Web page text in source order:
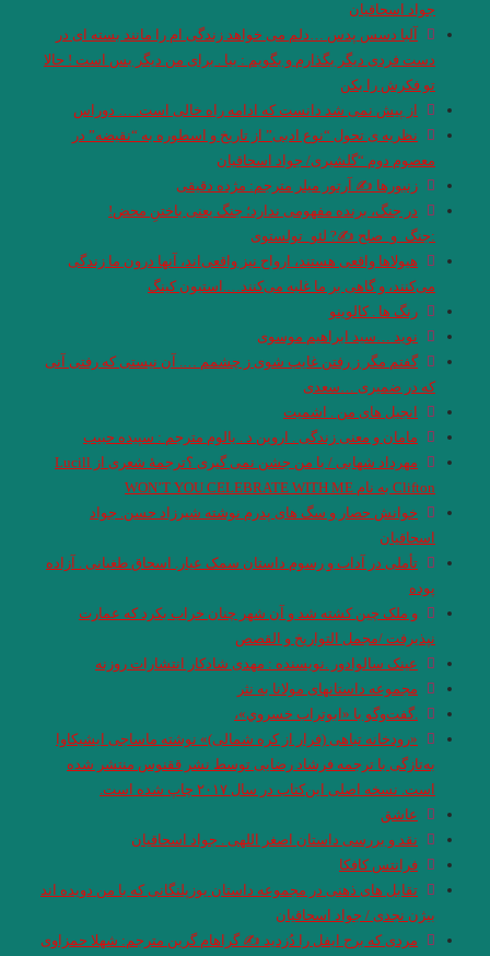
جواد اسحاقیان
آلبا دسس پدس …دلم می خواهد زندگی ام را مانند بسته ای در
دست فردی دیگر بگذارم و بگویم : بیا . برای من دیگر بس است ! حالا
تو فکرش را بکن
از پیش نمی شد دانست که ادامه راه خالی است. … دوراس
نظریه ی تحول “نوع ادبی” از تاریخ و اسطوره به “نقیضه” در
معصوم دوم “گلشیری/ جواد اسحاقیان
زنبورها ✍ آرتور میلر مترجم: مژده دقیقی
در جنگ‌، برنده مفهومی ندارد؛ جنگ يعنی باختنِ محض!
:جنگ_و_صلح ✍? لئو_تولستوی
هیولاها واقعی هستند، ارواح نیز واقعی‌اند، آنها درون ما زندگی
می‌کنند، و گاهی بر ما غلبه می‌کنند….استیون کینگ
رنگ ها . کالوینو
نوید …سید ابراهیم موسوی
گفتم مگر ز رفتن غایب شوی ز چشمم …. آن نیستی که رفتی آنی
که در ضمیری …سعدی
انجیل های من . اشمیت
مامان و معنی زندگی . اروین د . یالوم مترجم : سپیده حبیب
مهرداد شهابی / با من جشن نمی گیری ؟ترجمۀ شعری از Lucill
Clifton به نام WON’T YOU CELEBRATE WITH ME
خوانش حصار و سگ های پدرم نوشته شیرزاد حسن. جواد
اسحاقیان
تأملی در آداب و رسوم داستان سمک عیار. اسحاق طغیانی . آزاده
پوده
و ملک چین کشته شد و آن شهر چنان خراب بکرد که عمارت
نپذیرفت /مجمل التواریخ و القصص
عینک سالوادور .نویسنده : مهدی شادکار انتشارات روزنه
مجموعه داستانهای مولانا به نثر
.گفت‌وگو با «ابوتراب خسروي»،
«رودخانه تباهی (فرار از کره شمالی)» نوشته ماساجی ایشیکاوا
به‌تازگی با ترجمه فرشاد رضایی توسط نشر ققنوس منتشر شده
است. نسخه اصلی این‌کتاب در سال ۲۰۱۷ چاپ شده است.
عاشق
نقد و بررسی داستان اصغر اللهی . جواد اسحاقیان
فرانتس کافکا
تقابل های ذهنی در مجموعه داستان یوزپلنگانی که با من دویده اند
بیژن نجدی / جواد اسحاقیان
مردی کە برج ایفل را دُزدید ✍ گراهام گرین مترجم: شهلا حمزاوی